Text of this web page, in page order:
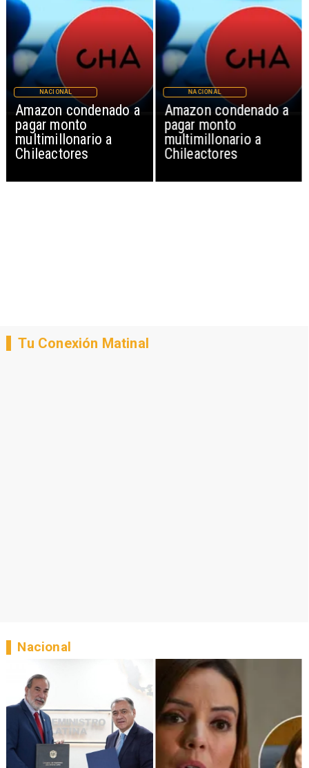
Amazon condenado a
pagar monto
multimillonario a
Chileactores
NACIONAL
Amazon condenado a
pagar monto
multimillonario a
Chileactores
NACIONAL
Tu Conexión Matinal
Nacional